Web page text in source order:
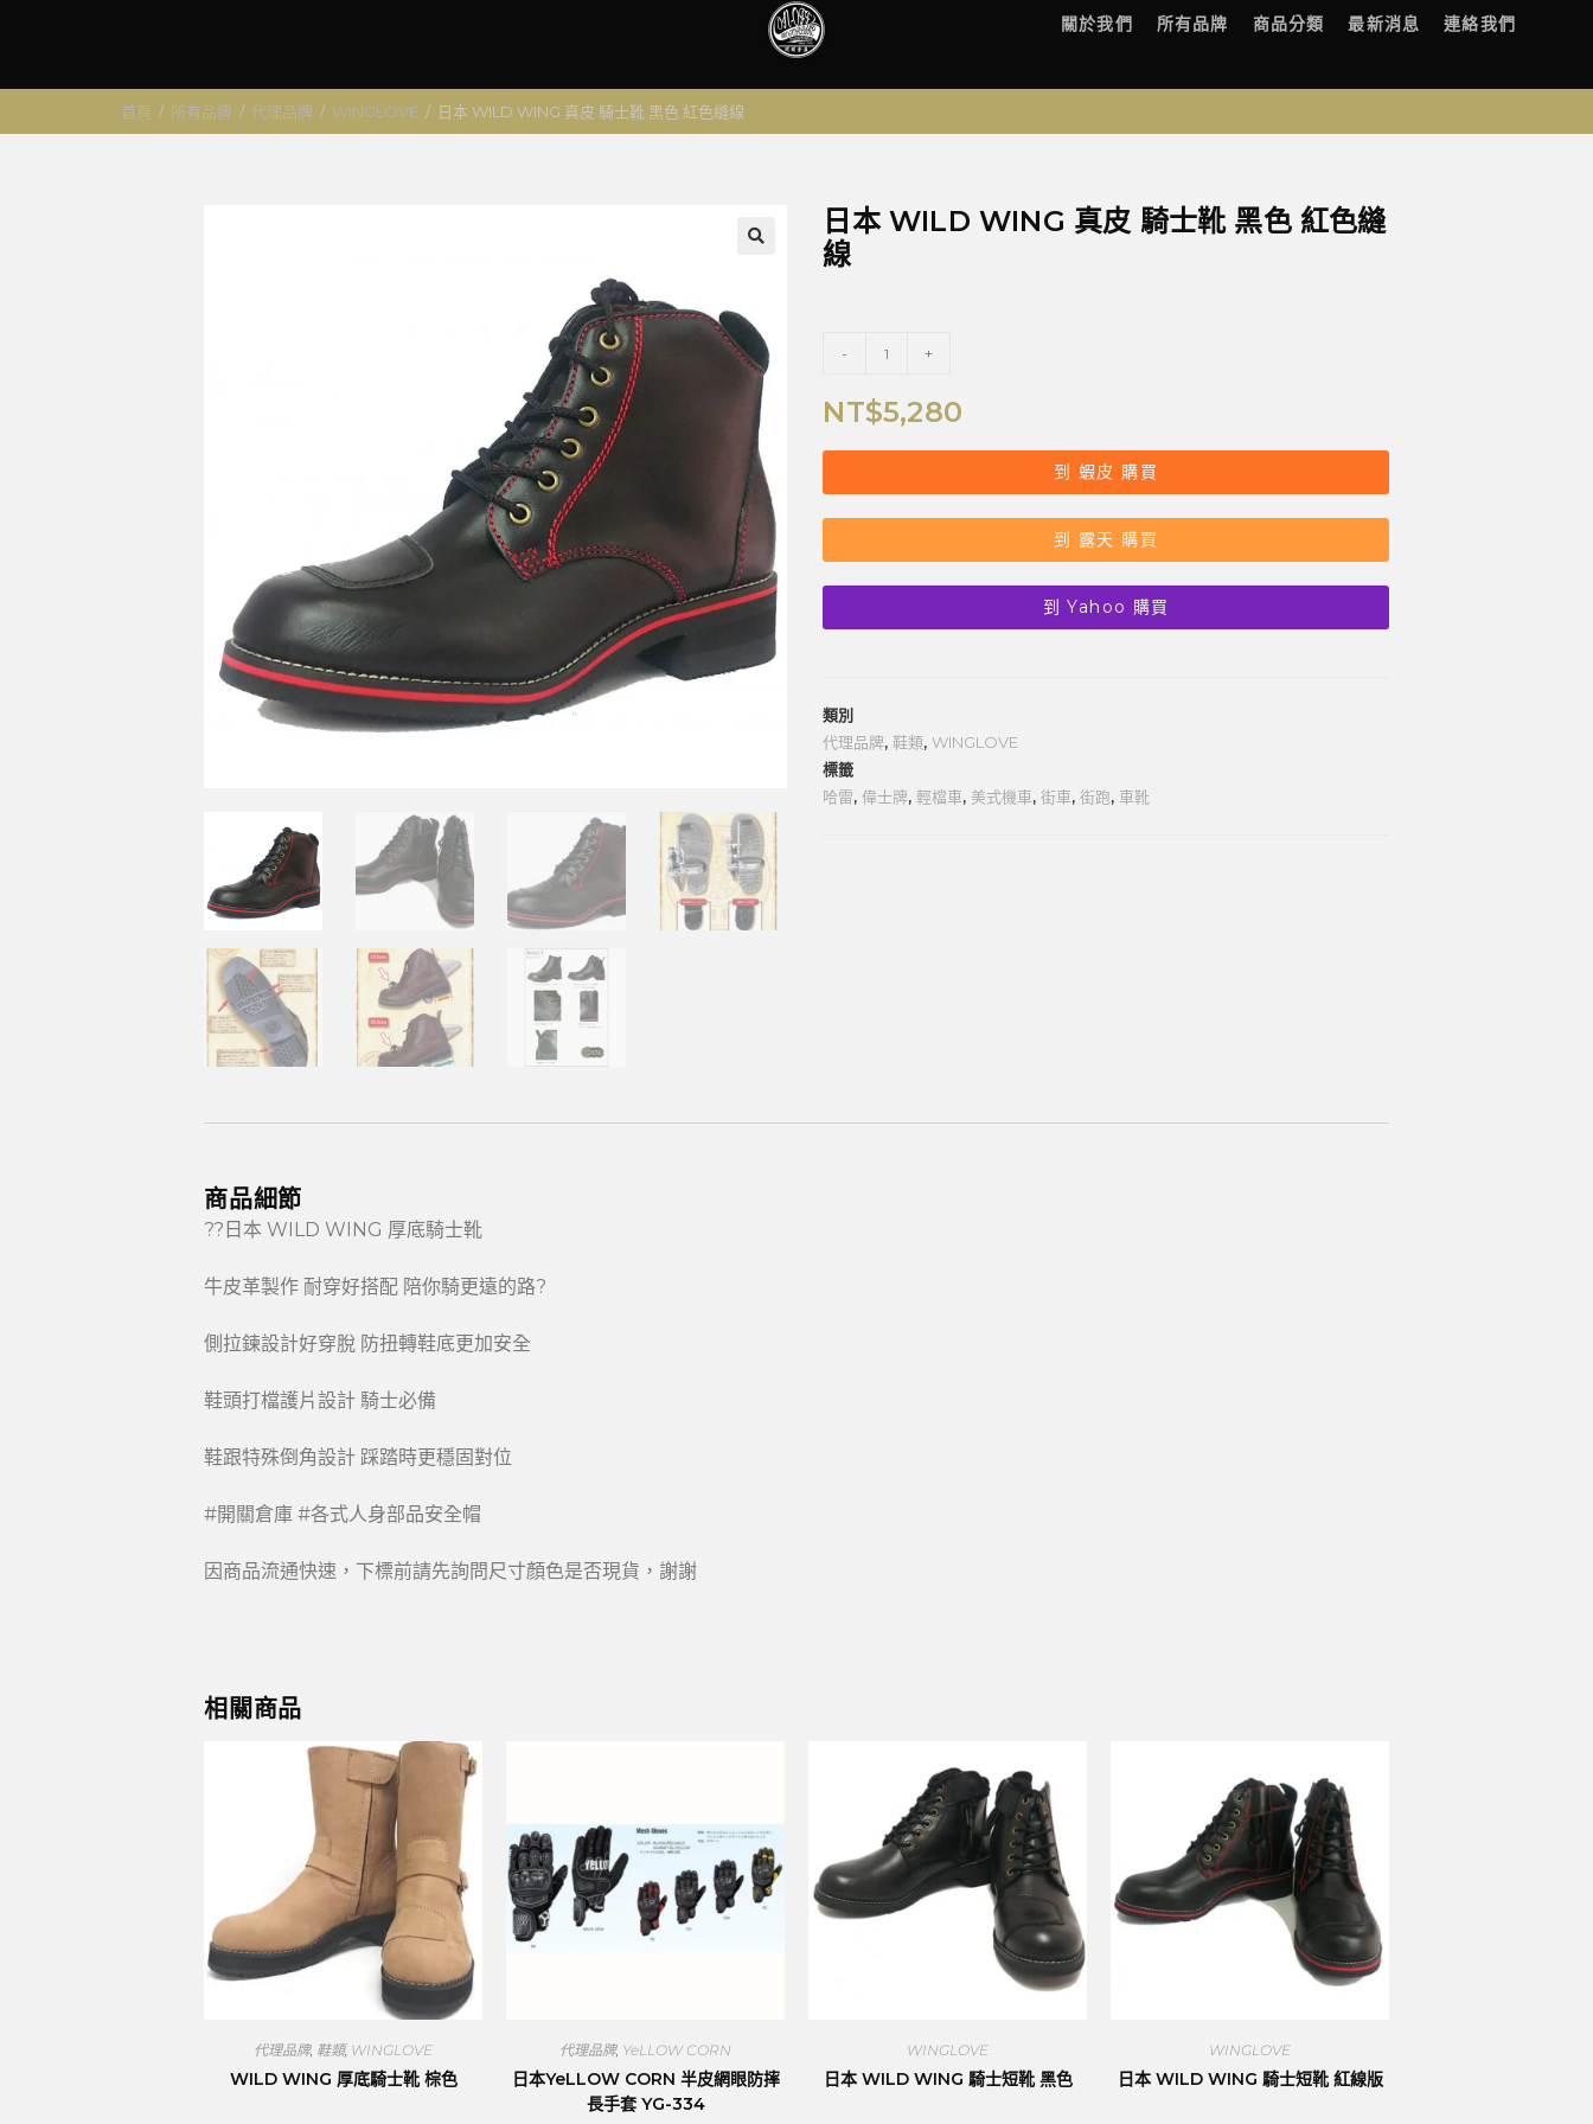
關於我們 所有品牌 商品分類 最新消息 連絡我們
首頁 / 所有品牌 / 代理品牌 / WINGLOVE / 日本 WILD WING 真皮 騎士靴 黑色 紅色縫線
日本 WILD WING 真皮 騎士靴 黑色 紅色縫
線
- +
NT$5,280
到 蝦皮 購買
到 露天 購買
到 Yahoo 購買
類別
代理品牌,鞋類,WINGLOVE
標籤
哈雷, 偉士牌, 輕檔車, 美式機車,街車,街跑, 車靴
商品細節
??日本 WILD WING 厚底騎士靴
牛皮革製作 耐穿好搭配 陪你騎更遠的路?
側拉鍊設計好穿脫 防扭轉鞋底更加安全
鞋頭打檔護片設計 騎士必備
鞋跟特殊倒角設計 踩踏時更穩固對位
#開關倉庫 #各式人身部品安全帽
因商品流通快速，下標前請先詢問尺寸顏色是否現貨，謝謝
相關商品
代理品牌, 鞋類, WINGLOVE
WILD WING 厚底騎士靴 棕色
代理品牌, YeLLOW CORN
日本YeLLOW CORN 半皮網眼防摔
長手套 YG-334
WINGLOVE
日本 WILD WING 騎士短靴 黑色
WINGLOVE
日本 WILD WING 騎士短靴 紅線版